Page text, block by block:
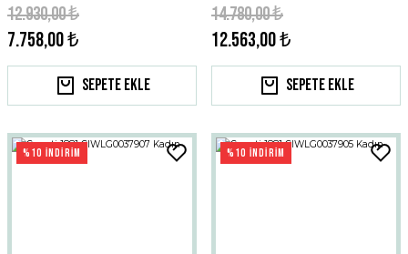
7.758,00 ₺
12.930,00 ₺
Sepete Ekle
12.563,00 ₺
14.780,00 ₺
Sepete Ekle
%10 İNDİRİM %10 İNDİRİM